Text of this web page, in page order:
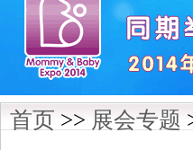
首页 >> 展会专题